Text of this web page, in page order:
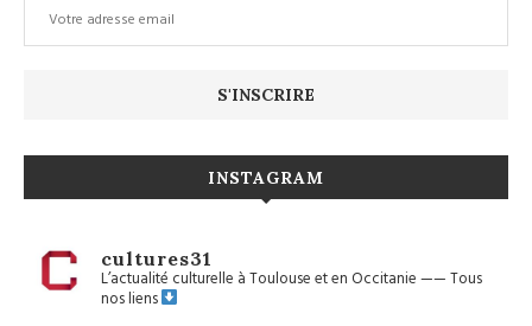
INSTAGRAM
cultures31
L’actualité culturelle à Toulouse et en Occitanie——Tous
nos liens